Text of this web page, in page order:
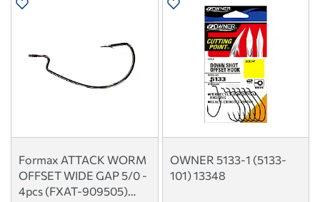
Formax ATTACK WORM
OFFSET WIDE GAP 5/0 -
4pcs (FXAT-909505)
OWNER 5133-1 (5133-
101) 13348